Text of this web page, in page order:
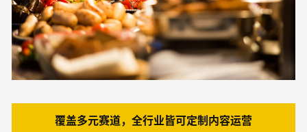
覆盖多元赛道，全行业皆可定制内容运营